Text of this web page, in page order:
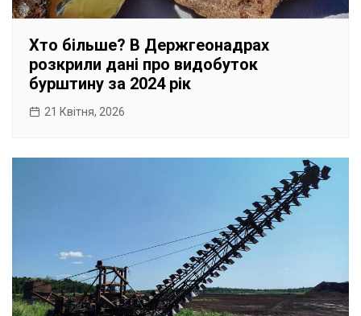
Хто більше? В Держгеонадрах
розкрили дані про видобуток
бурштину за 2024 рік
21 Квітня, 2026